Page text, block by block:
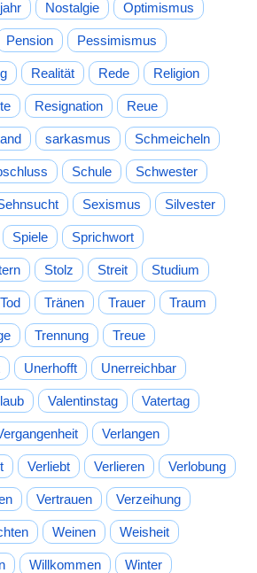
Nostalgie Optimismus
Pension Pessimismus
Realität Rede Religion
Resignation Reue
sarkasmus Schmeicheln
Schule Schwester
Sexismus Silvester
Spiele Sprichwort
Stolz Streit Studium
Tod Tränen Trauer Traum
Trennung Treue
Unerhofft Unerreichbar
Valentinstag Vatertag
Verlangen
Verliebt Verlieren Verlobung
Vertrauen Verzeihung
Weinen Weisheit
Willkommen Winter